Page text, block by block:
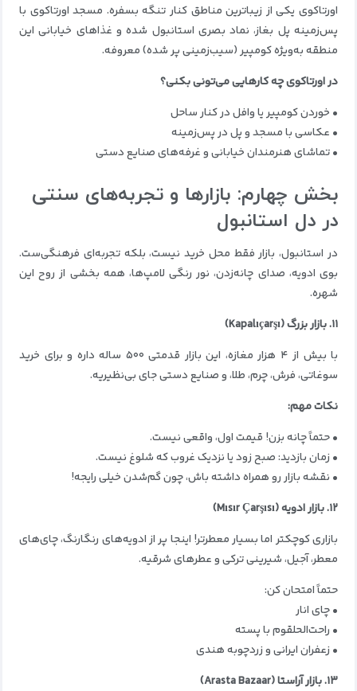
اورتاکوی یکی از زیباترین مناطق کنار تنگه بسفره. مسجد اورتاکوی با
پس‌زمینه پل بغاز، نماد بصری استانبول شده و غذاهای خیابانی این
منطقه به‌ویژه کومپیر (سیب‌زمینی پر شده) معروفه.
در اورتاکوی چه کارهایی می‌تونی بکنی؟
• خوردن کومپیر یا وافل در کنار ساحل
• عکاسی با مسجد و پل در پس‌زمینه
• تماشای هنرمندان خیابانی و غرفه‌های صنایع دستی
بخش چهارم: بازارها و تجربه‌های سنتی
در دل استانبول
در استانبول، بازار فقط محل خرید نیست، بلکه تجربه‌ای فرهنگی‌ست.
بوی ادویه، صدای چانه‌زدن، نور رنگی لامپ‌ها، همه بخشی از روح این
شهره.
۱۱. بازار بزرگ (Kapalıçarşı)
با بیش از ۴ هزار مغازه، این بازار قدمتی ۵۰۰ ساله داره و برای خرید
سوغاتی، فرش، چرم، طلا، و صنایع دستی جای بی‌نظیریه.
نکات مهم:
• حتماً چانه بزن! قیمت اول، واقعی نیست.
• زمان بازدید: صبح زود یا نزدیک غروب که شلوغ نیست.
• نقشه بازار رو همراه داشته باش، چون گم‌شدن خیلی رایجه!
۱۲. بازار ادویه (Mısır Çarşısı)
بازاری کوچکتر اما بسیار معطرتر! اینجا پر از ادویه‌های رنگارنگ، چای‌های
معطر، آجیل، شیرینی ترکی و عطرهای شرقیه.
حتماً امتحان کن:
• چای انار
• راحت‌الحلقوم با پسته
• زعفران ایرانی و زردچوبه هندی
۱۳. بازار آراستا (Arasta Bazaar)